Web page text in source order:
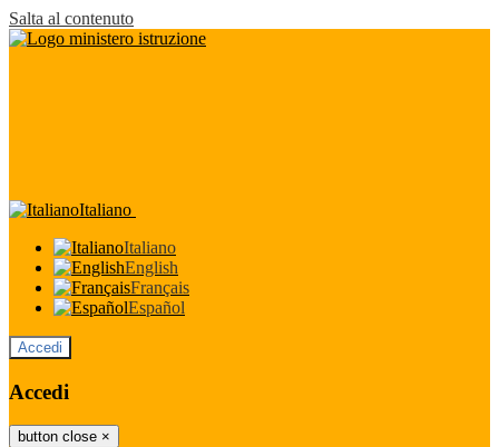
Salta al contenuto
Italiano
Italiano
English
Français
Español
Accedi
Accedi
button close ×